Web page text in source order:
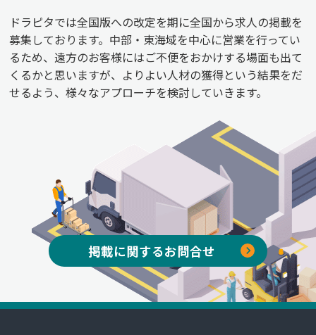
ドラピタでは全国版への改定を期に全国から求人の掲載を
募集しております。中部・東海域を中心に営業を行ってい
るため、遠方のお客様にはご不便をおかけする場面も出て
くるかと思いますが、よりよい人材の獲得という結果をだ
せるよう、様々なアプローチを検討していきます。
掲載に関するお問合せ